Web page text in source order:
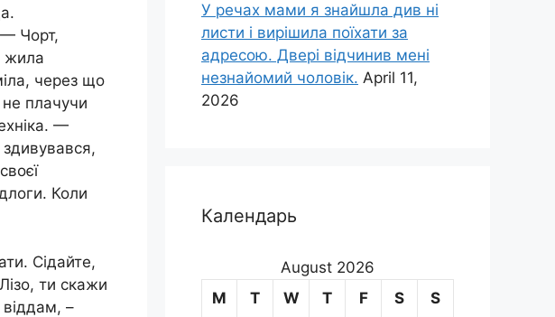
Чорт,
жила
через що
плачучи
—
здивувався,
Коли
Сідайте,
ти скажи
віддам, –
У речах мами я знайшла див ні
листи і вирішила поїхати за
адресою. Двері відчинив мені
незнайомий чоловік. April 11,
2026
Календарь
August 2026
M
T W T F S S